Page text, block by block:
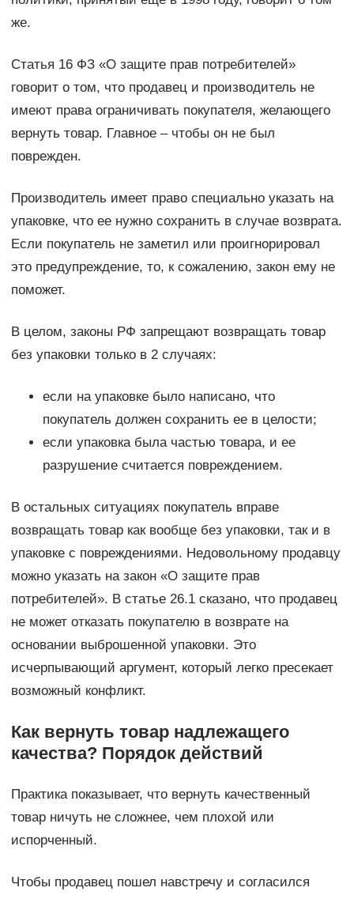
же.
Статья 16 ФЗ «О защите прав потребителей»
говорит о том, что продавец и производитель не
имеют права ограничивать покупателя, желающего
вернуть товар. Главное – чтобы он не был
поврежден.
Производитель имеет право специально указать на
упаковке, что ее нужно сохранить в случае возврата.
Если покупатель не заметил или проигнорировал
это предупреждение, то, к сожалению, закон ему не
поможет.
В целом, законы РФ запрещают возвращать товар
без упаковки только в 2 случаях:
если на упаковке было написано, что
покупатель должен сохранить ее в целости;
если упаковка была частью товара, и ее
разрушение считается повреждением.
В остальных ситуациях покупатель вправе
возвращать товар как вообще без упаковки, так и в
упаковке с повреждениями. Недовольному продавцу
можно указать на закон «О защите прав
потребителей». В статье 26.1 сказано, что продавец
не может отказать покупателю в возврате на
основании выброшенной упаковки. Это
исчерпывающий аргумент, который легко пресекает
возможный конфликт.
Как вернуть товар надлежащего
качества? Порядок действий
Практика показывает, что вернуть качественный
товар ничуть не сложнее, чем плохой или
испорченный.
Чтобы продавец пошел навстречу и согласился